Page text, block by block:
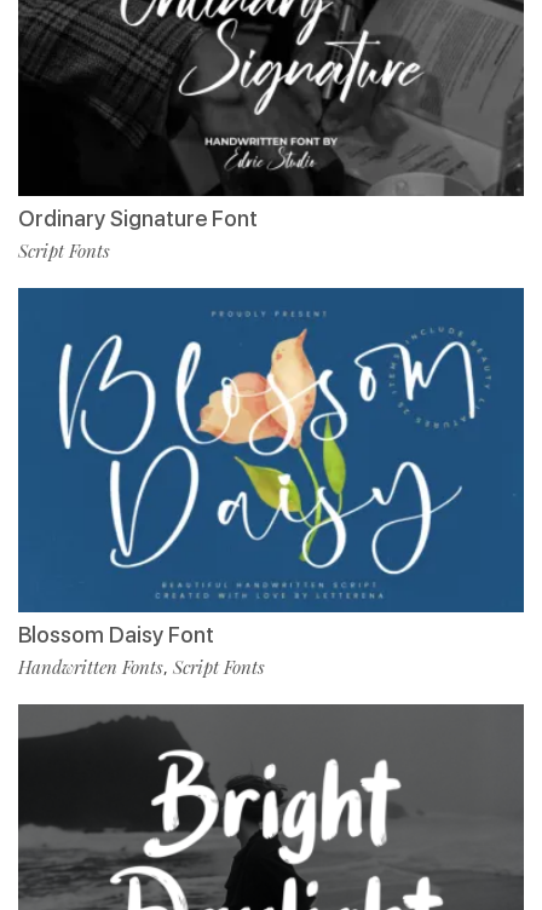
Ordinary Signature Font
Script Fonts
Blossom Daisy Font
Handwritten Fonts, Script Fonts